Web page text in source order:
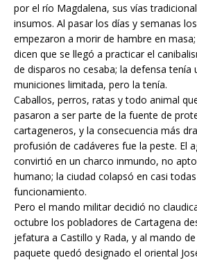
por el río Magdalena, sus vías
insumos. Al pasar los días y semanas
empezaron a morir de hambre en
dicen que se llegó a practicar el
de disparos no cesaba; la defensa tenía
municiones limitada, pero la tenía.
Caballos, perros, ratas y todo animal
pasaron a ser parte de la fuente de
cartageneros, y la consecuencia más
profusión de cadáveres fue la peste. El
convirtió en un charco inmundo, no
humano; la ciudad colapsó en casi
funcionamiento.
Pero el mando militar decidió no
octubre los pobladores de Cartagena
jefatura a Castillo y Rada, y al mando
paquete quedó designado el oriental